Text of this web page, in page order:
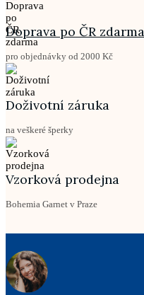
Doprava po ČR zdarma
pro objednávky od 2000 Kč
Doživotní záruka
na veškeré šperky
Vzorková prodejna
Bohemia Garnet v Praze